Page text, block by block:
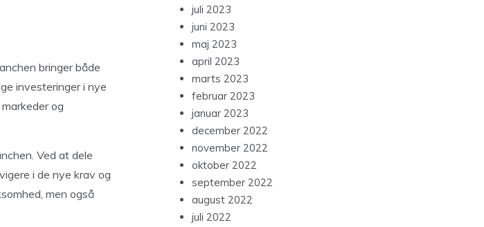
bringer både
investeringer i nye
og
Ved at dele
i de nye krav og
men også
juli 2023
juni 2023
maj 2023
april 2023
marts 2023
februar 2023
januar 2023
december 2022
november 2022
oktober 2022
september 2022
august 2022
juli 2022